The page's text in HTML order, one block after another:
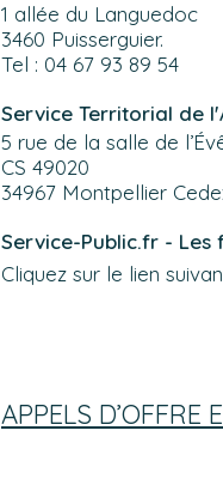
1 allée du Languedoc
3460 Puisserguier.
Tel : 04 67 93 89 54
Service Territorial de
5 rue de la salle de
CS 49020
34967 Montpellier
Service-Public.fr - Les
Cliquez sur le lien
APPELS D’OFFRE